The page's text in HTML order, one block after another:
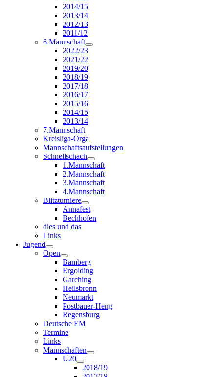
2014/15
2013/14
2012/13
2011/12
6.Mannschaft
2022/23
2021/22
2019/20
2018/19
2017/18
2016/17
2015/16
2014/15
2013/14
7.Mannschaft
Kreisliga-Orga
Mannschaftsaufstellungen
Schnellschach
1.Mannschaft
2.Mannschaft
3.Mannschaft
4.Mannschaft
Blitzturniere
Annafest
Bechhofen
dies und das
Links
Jugend
Open
Bamberg
Ergolding
Garching
Heilsbronn
Neumarkt
Postbauer-Heng
Regensburg
Deutsche EM
Termine
Links
Mannschaften
U20
2018/19